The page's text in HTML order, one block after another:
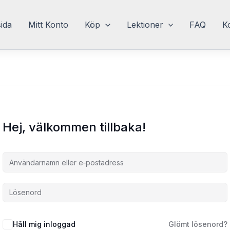
Mitt Konto Köp Lektioner FAQ
Hej, välkommen tillbaka!
Håll mig inloggad Glömt lösenord?